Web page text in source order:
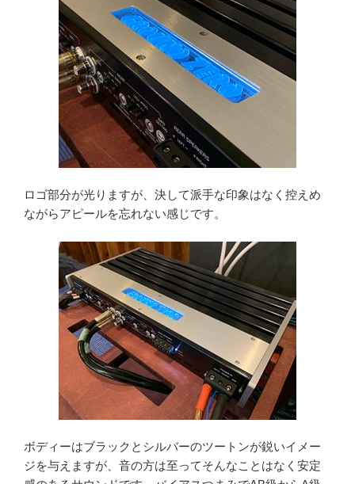
ロゴ部分が光りますが、決して派手な印象はなく控えめ
ながらアピールを忘れない感じです。
ボディーはブラックとシルバーのツートンが鋭いイメー
ジを与えますが、音の方は至ってそんなことはなく安定